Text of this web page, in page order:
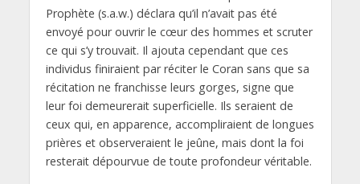
Prophète (s.a.w.) déclara qu’il n’avait pas été
envoyé pour ouvrir le cœur des hommes et scruter
ce qui s’y trouvait. Il ajouta cependant que ces
individus finiraient par réciter le Coran sans que sa
récitation ne franchisse leurs gorges, signe que
leur foi demeurerait superficielle. Ils seraient de
ceux qui, en apparence, accompliraient de longues
prières et observeraient le jeûne, mais dont la foi
resterait dépourvue de toute profondeur véritable.